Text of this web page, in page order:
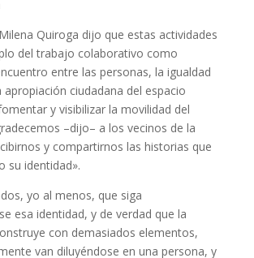
Quiroga dijo que estas actividades
del trabajo colaborativo como
entre las personas, la igualdad
apropiación ciudadana del espacio
y visibilizar la movilidad del
–dijo– a los vecinos de la
y compartirnos las historias que
su identidad».
yo al menos, que siga
esa identidad, y de verdad que la
con demasiados elementos,
van diluyéndose en una persona, y